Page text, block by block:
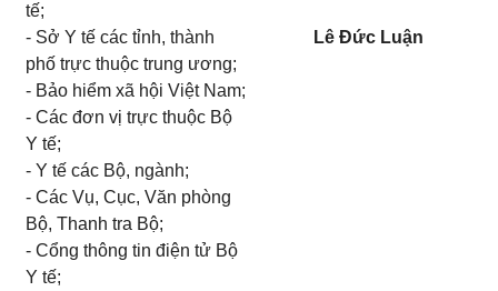
tế;
- Sở Y tế các tỉnh, thành
phố trực thuộc trung ương;
- Bảo hiểm xã hội Việt Nam;
- Các đơn vị trực thuộc Bộ
Y tế;
- Y tế các Bộ, ngành;
- Các Vụ, Cục, Văn phòng
Bộ, Thanh tra Bộ;
- Cổng thông tin điện tử Bộ
Y tế;
Lê Đức Luận